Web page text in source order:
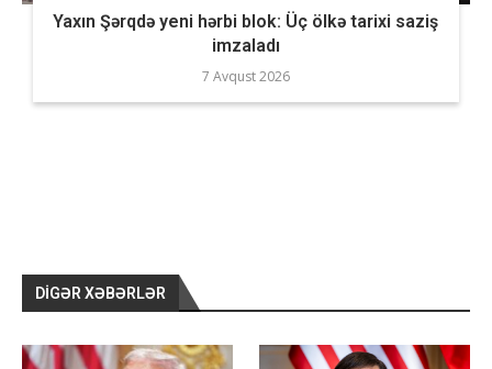
Yaxın Şərqdə yeni hərbi blok: Üç ölkə tarixi saziş
imzaladı
7 Avqust 2026
DIGƏR XƏBƏRLƏR